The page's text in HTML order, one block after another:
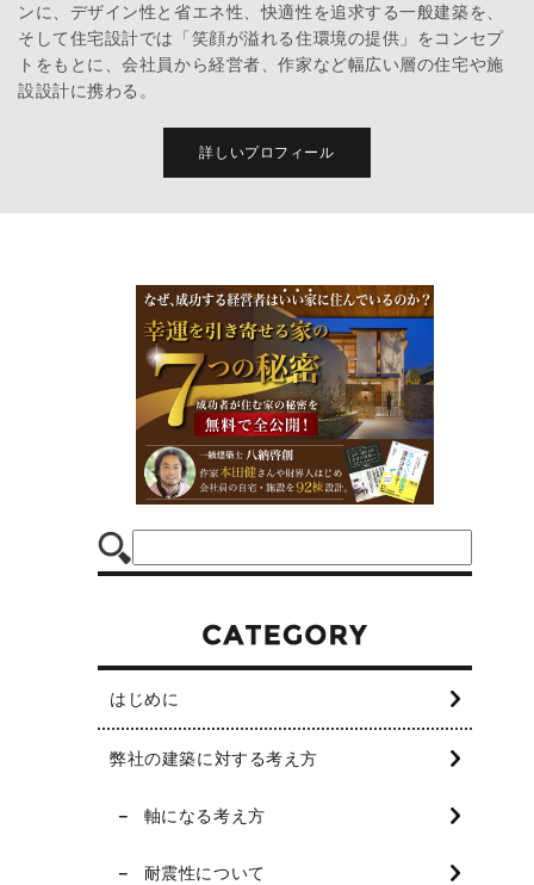
ンに、デザイン性と省エネ性、快適性を追求する一般建築を、
そして住宅設計では「笑顔が溢れる住環境の提供」をコンセプ
トをもとに、会社員から経営者、作家など幅広い層の住宅や施
設設計に携わる。
詳しいプロフィール
はじめに
弊社の建築に対する考え方
軸になる考え方
耐震性について